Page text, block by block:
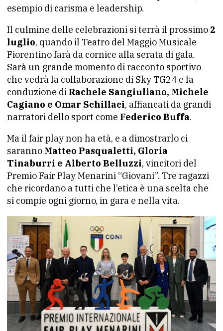
esempio di carisma e leadership.
Il culmine delle celebrazioni si terrà il prossimo 2
luglio, quando il Teatro del Maggio Musicale
Fiorentino farà da cornice alla serata di gala.
Sarà un grande momento di racconto sportivo
che vedrà la collaborazione di Sky TG24 e la
conduzione di Rachele Sangiuliano, Michele
Cagiano e Omar Schillaci, affiancati da grandi
narratori dello sport come Federico Buffa.
Ma il fair play non ha età, e a dimostrarlo ci
saranno Matteo Pasqualetti, Gloria
Tinaburri e Alberto Belluzzi, vincitori del
Premio Fair Play Menarini “Giovani”. Tre ragazzi
che ricordano a tutti che l’etica è una scelta che
si compie ogni giorno, in gara e nella vita.